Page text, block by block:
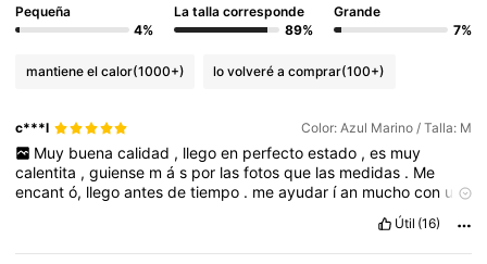
Pequeña
4%
La talla corresponde
89%
Grande
7%
mantiene el calor(1000+) lo volveré a comprar(100+)
c***l Color: Azul Marino / Talla: M
Muy buena calidad , llego en perfecto estado , es muy
calentita ,guiense más por lasfotosque las medidas . Me
encantó, llegoantesdetiempo . meayudar ían muchocon un
Útil (16)